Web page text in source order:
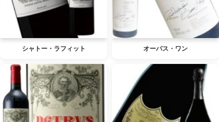
シャトー・ラフィット オーパス・ワン